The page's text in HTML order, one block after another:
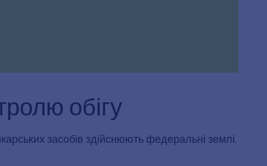
обігу
засобів здійснюють федеральні землі.